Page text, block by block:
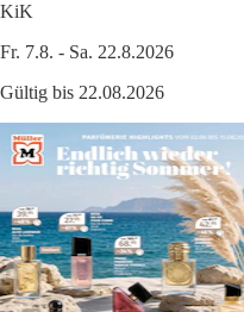
KiK
Fr. 7.8. - Sa. 22.8.2026
Gültig bis 22.08.2026